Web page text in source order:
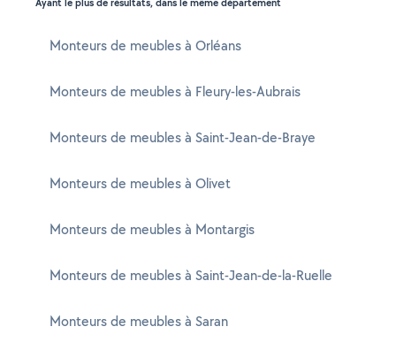
Monteurs de meubles à Orléans
Monteurs de meubles à Fleury-les-Aubrais
Monteurs de meubles à Saint-Jean-de-Braye
Monteurs de meubles à Olivet
Monteurs de meubles à Montargis
Monteurs de meubles à Saint-Jean-de-la-Ruelle
Monteurs de meubles à Saran